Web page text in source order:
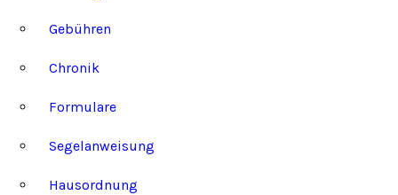
Gebühren
Chronik
Formulare
Segelanweisung
Hausordnung